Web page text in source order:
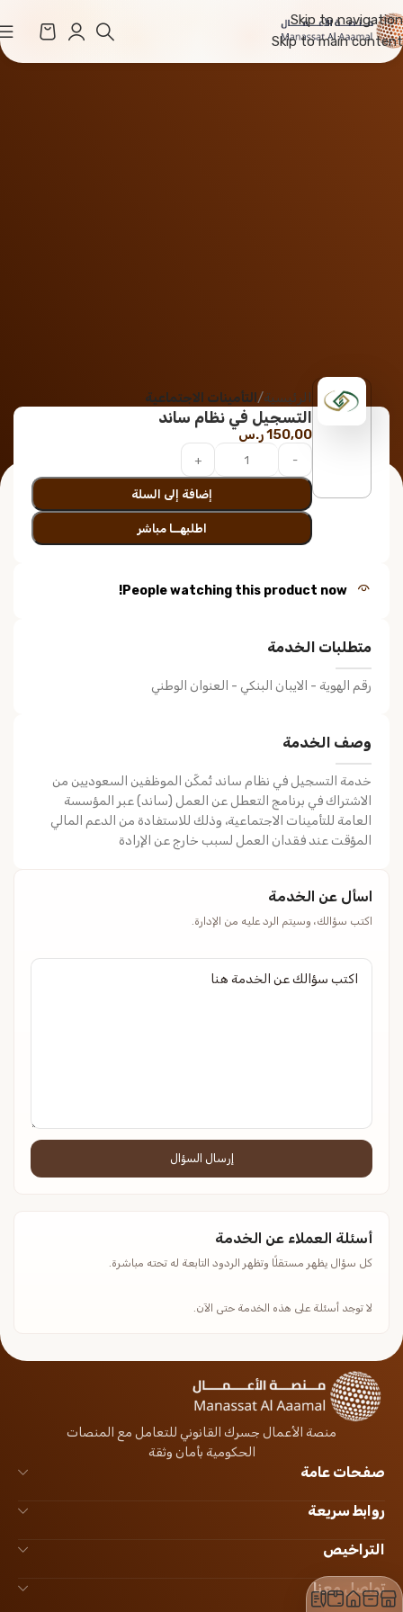
Skip to navigation
Skip to main content
الرئيسية التأمينات الاجتماعية
التسجيل في نظام ساند
150,00ر.س
إضافة إلى السلة
اطلبهــا مباشر
People watching this product now!
متطلبات الخدمة
رقم الهوية - الايبان البنكي - العنوان الوطني
وصف الخدمة
خدمة التسجيل في نظام ساند تُمكّن الموظفين السعوديين من
الاشتراك في برنامج التعطل عن العمل (ساند) عبر المؤسسة
العامة للتأمينات الاجتماعية، وذلك للاستفادة من الدعم المالي
المؤقت عند فقدان العمل لسبب خارج عن الإرادة
اسأل عن الخدمة
اكتب سؤالك، وسيتم الرد عليه من الإدارة.
إرسال السؤال
أسئلة العملاء عن الخدمة
كل سؤال يظهر مستقلًا وتظهر الردود التابعة له تحته مباشرة.
لا توجد أسئلة على هذه الخدمة حتى الآن.
منصة الأعمال جسرك القانوني للتعامل مع المنصات
الحكومية بأمان وثقة
صفحات عامة
روابط سريعة
التراخيص
تواصل معنا